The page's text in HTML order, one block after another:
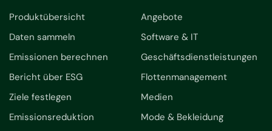
Produktübersicht
Daten sammeln
Emissionen berechnen
Bericht über ESG
Ziele festlegen
Emissionsreduktion
Angebote
Software & IT
Geschäftsdienstleistungen
Flottenmanagement
Medien
Mode & Bekleidung